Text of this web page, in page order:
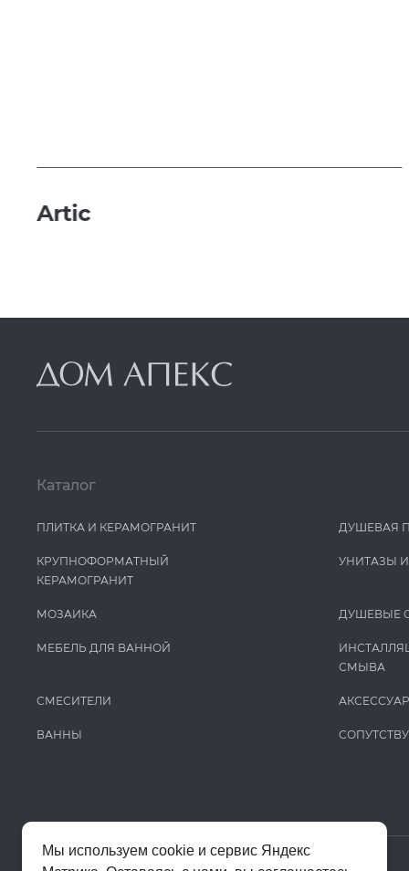
Artic
Каталог
ПЛИТКА И КЕРАМОГРАНИТ
КРУПНОФОРМАТНЫЙ
КЕРАМОГРАНИТ
МОЗАИКА
МЕБЕЛЬ ДЛЯ ВАННОЙ
СМЕСИТЕЛИ
ВАННЫ
ДУШЕВАЯ
УНИТАЗЫ
ДУШЕВЫЕ
СМЫВА
Мы используем cookie и сервис Яндекс